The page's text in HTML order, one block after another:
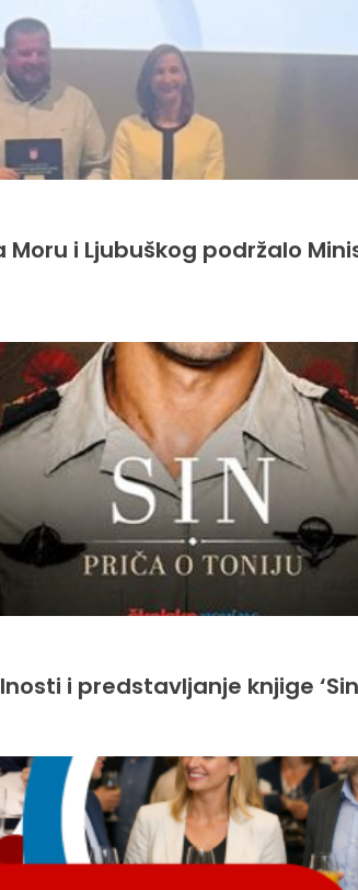
i Ljubuškog podržalo
i predstavljanje knjige